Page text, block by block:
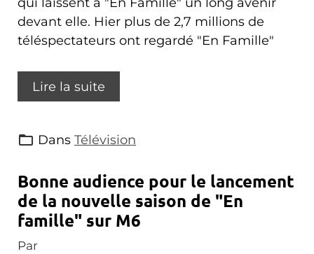
devant elle. Hier plus de 2,7 millions de
téléspectateurs ont regardé "En Famille"
Lire la suite
Dans Télévision
Bonne audience pour le lancement
de la nouvelle saison de "En
famille" sur M6
Par